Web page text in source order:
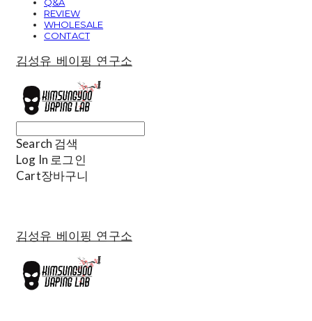
REVIEW
WHOLESALE
CONTACT
김성유 베이핑 연구소
Search 검색
Log In 로그인
Cart장바구니
김성유 베이핑 연구소